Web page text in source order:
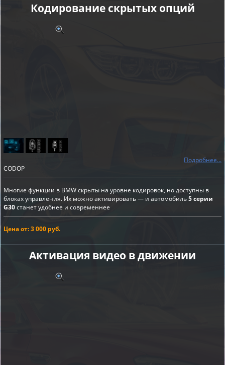
Кодирование скрытых опций
Подробнее...
CODOP
Многие функции в BMW скрыты на уровне кодировок, но доступны в
блоках управления. Их можно активировать — и автомобиль5 серии
G30станет удобнее и современнее
Цена от: 3 000 руб.
Активация видео в движении